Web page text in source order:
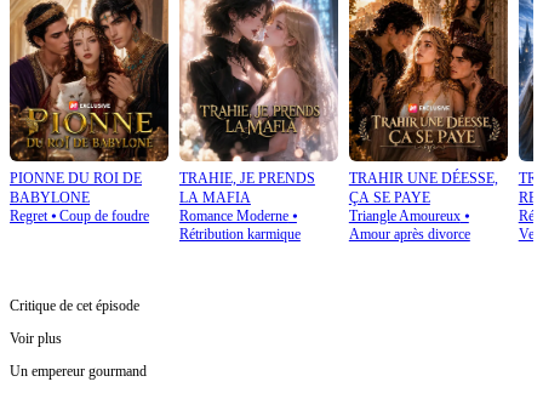
PIONNE DU ROI DE
BABYLONE
Regret⦁ Coup de foudre
TRAHIE, JE PRENDS
LA MAFIA
Romance Moderne⦁
Rétribution karmique
TRAHIR UNE DÉESSE,
ÇA SE PAYE
Triangle Amoureux⦁
Amour après divorce
Critique de cet épisode
Voir plus
Un empereur gourmand